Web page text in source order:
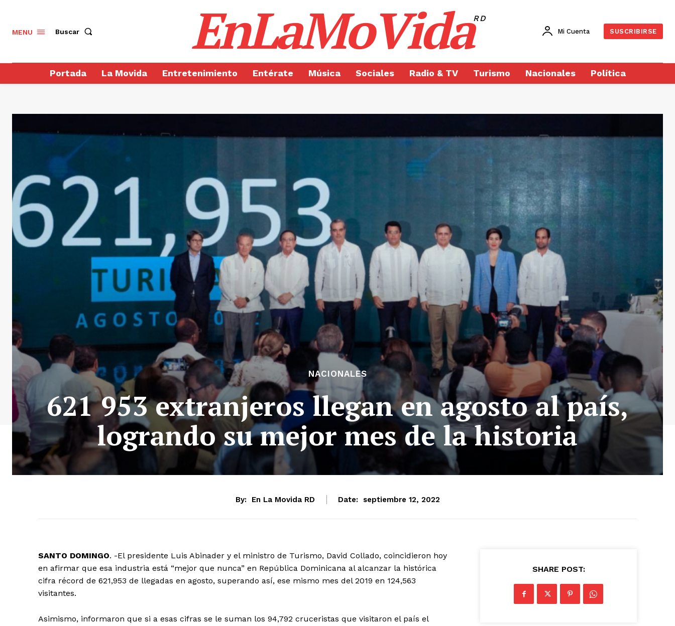
MENU Buscar EnLaMoVidaRD
Mi Cuenta SUSCRIBIRSE
Portada La Movida Entretenimiento Entérate Música Sociales Radio & TV Turismo Nacionales Política
NACIONALES
621 953 extranjeros llegan en agosto al país,
logrando su mejor mes de la historia
By: En La Movida RD Date: septiembre 12, 2022
SANTO DOMINGO. -El presidente Luis Abinader y el ministro de Turismo, David Collado, coincidieron hoy
en afirmar que esa industria está “mejor que nunca” en República Dominicana al alcanzar la histórica
cifra récord de 621,953 de llegadas en agosto, superando así, ese mismo mes del 2019 en 124,563
visitantes.
Asimismo, informaron que si a esas cifras se le suman los 94,792 cruceristas que visitaron el país el
SHARE POST: